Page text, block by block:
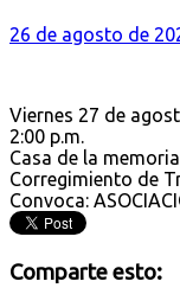
26 de agosto de
Viernes 27 de
2:00 p.m.
Casa de la
Corregimiento de
Convoca:
Comparte esto: